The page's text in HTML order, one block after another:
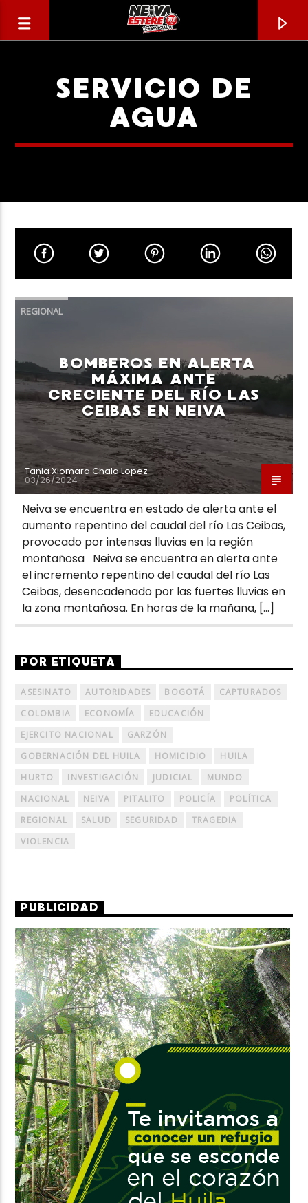
CANCIÓN ACTUAL
TÍTULO
ARTISTA
Neiva Estereo
SERVICIO DE
AGUA
REGIONAL
BOMBEROS EN ALERTA
MÁXIMA ANTE
CRECIENTE DEL RÍO LAS
CEIBAS EN NEIVA
Tania Xiomara Chala Lopez
03/26/2024
Neiva se encuentra en estado de alerta ante el
aumento repentino del caudal del río Las Ceibas,
provocado por intensas lluvias en la región
montañosa Neiva se encuentra en alerta ante
el incremento repentino del caudal del río Las
Ceibas, desencadenado por las fuertes lluvias en
la zona montañosa. En horas de la mañana, […]
POR ETIQUETA
ASESINATO AUTORIDADES BOGOTÁ
CAPTURADOS
COLOMBIA
ECONOMÍA
EDUCACIÓN
EJERCITO NACIONAL
GARZÓN
GOBERNACIÓN DEL HUILA
HOMICIDIO
HUILA
HURTO
INVESTIGACIÓN JUDICIAL
MUNDO
NACIONAL
NEIVA PITALITO POLICÍA
POLÍTICA
REGIONAL
SALUD SEGURIDAD
TRAGEDIA
VIOLENCIA
PUBLICIDAD